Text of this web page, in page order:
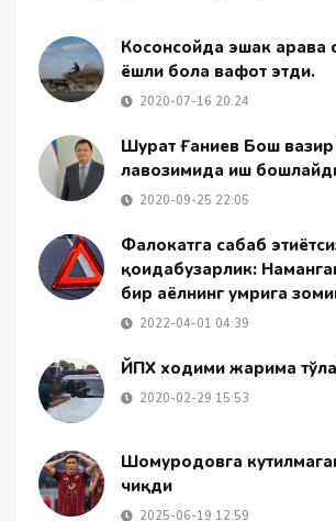
Косонсойда эшак арава
ёшли бола вафот этди.
2020-07-16 20:24
Шуҳрат Ғаниев Бош
лавозимида иш
2020-09-25 22:05
Фалокатга сабаб
қоидабузарлик:
бир аёлнинг умрига
2022-04-01 04:39
ЙПХ ходими жарима
2020-02-29 15:53
Шомуродовга
чиқди
2025-06-19 12:59